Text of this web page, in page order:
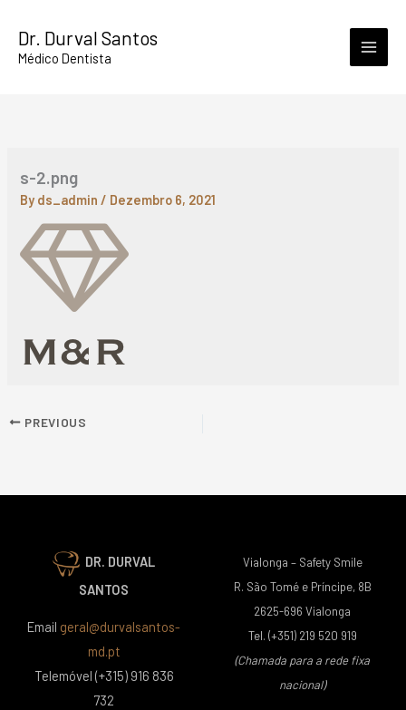
content
Dr. Durval Santos
Médico Dentista
s-2.png
By ds_admin/ Dezembro 6, 2021
PREVIOUS
DR. DURVAL
SANTOS
Email geral@durvalsantos-
md.pt
Telemóvel (+315) 916 836
732
Vialonga – Safety Smile
R. São Tomé e Príncipe, 8B
2625-696 Vialonga
Tel. (+351) 219 520 919
(Chamada para a rede fixa
nacional)